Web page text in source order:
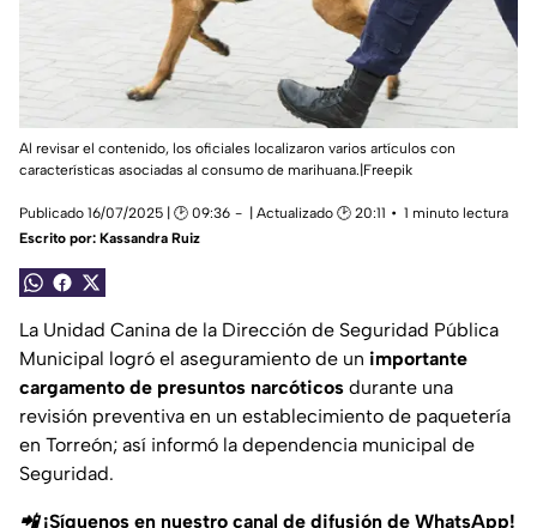
Al revisar el contenido, los oficiales localizaron varios artículos con
características asociadas al consumo de marihuana.|Freepik
Publicado 16/07/2025 | 🕑 09:36 | Actualizado 🕑 20:11
1 minuto lectura
Escrito por: Kassandra Ruiz
La Unidad Canina de la Dirección de Seguridad Pública
Municipal logró el aseguramiento de un importante
cargamento de presuntos narcóticos durante una
revisión preventiva en un establecimiento de paquetería
en Torreón; así informó la dependencia municipal de
Seguridad.
📲 ¡Síguenos en nuestro canal de difusión de WhatsApp!